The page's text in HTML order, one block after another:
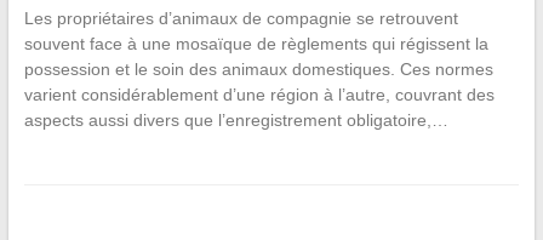
Les propriétaires d’animaux de compagnie se retrouvent
souvent face à une mosaïque de règlements qui régissent la
possession et le soin des animaux domestiques. Ces normes
varient considérablement d’une région à l’autre, couvrant des
aspects aussi divers que l’enregistrement obligatoire,…